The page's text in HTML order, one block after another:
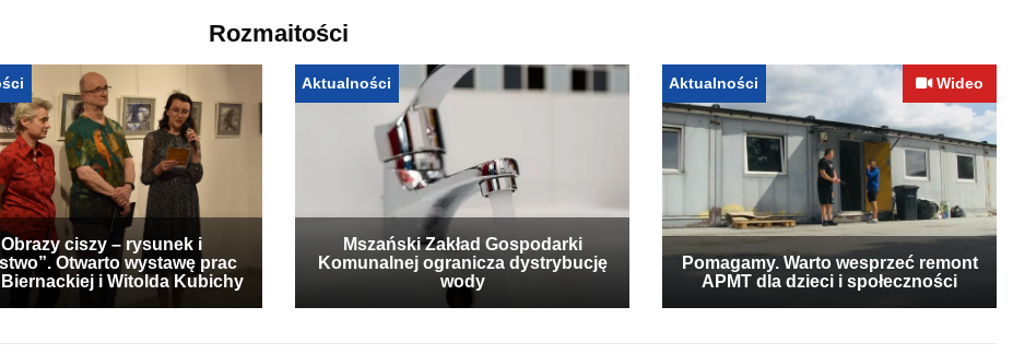
Rozmaitości
ciszy – rysunek i
Otwarto wystawę prac
Biernackiej i Witolda Kubichy
Aktualności
Mszański Zakład Gospodarki
Komunalnej ogranicza dystrybucję
wody
Aktualności Wideo
Pomagamy. Warto wesprzeć remont
APMT dla dzieci i społeczności